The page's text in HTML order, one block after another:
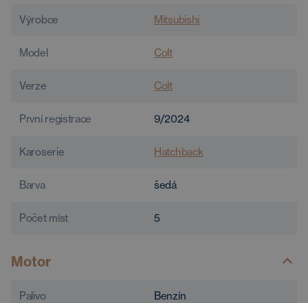
Výrobce Mitsubishi
Model Colt
Verze Colt
První registrace 9/2024
Karoserie Hatchback
Barva šedá
Počet míst 5
Motor
Palivo Benzín